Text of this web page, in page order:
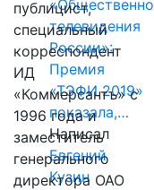
телевидения
России»:
Премия
«ТЭФИ 2019»
показала,…
Написал
Евгений
Кузин
публицист,
специальный
корреспондент
ИД
«Коммерсантъ» с
1996 года и
заместитель
генерального
директора ОАО